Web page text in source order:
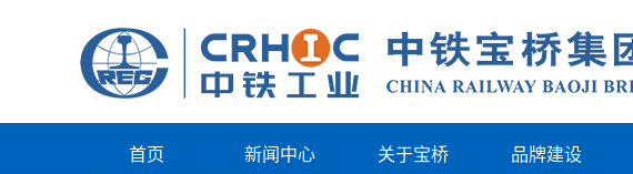
首页 新闻中心 关于宝桥 品牌建设